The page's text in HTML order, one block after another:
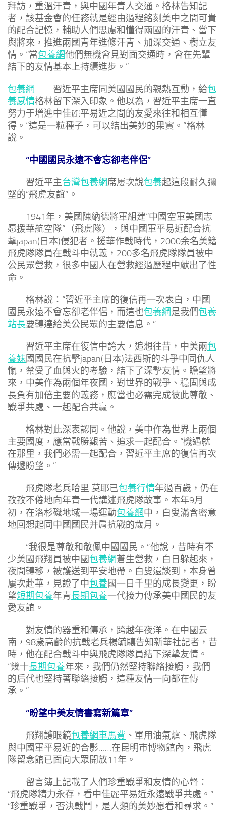
拜訪，重溫汗青，與中國年青人交通。格林告知記
者，該基金會的任務就是經由過程銘刻美中之間可貴
的配合記憶，輔助人們思慮和懂得兩國的汗青、當下
與將來，推進兩國青年進修汗青、加深交通、樹立友
情。“當包養網他們無機會見對面交通時，會在先輩
結下的友情基本上持續進步。”
包養網 習近平主席同美國國民的親熱互動，給包
養感情格林留下深入印象。他以為，習近平主席一直
努力于增進中佳麗平易近之間的友愛來往和相互懂
得。“這是一粒種子，可以結出美妙的果實。”格林
說。
“中國國民永遠不會忘卻老伴侶”
習近平主台灣包養網席屢次說包養起這段耐久彌
堅的“飛虎友誼”。
1941年，美國陳納德將軍組建“中國空軍美國志
愿援華航空隊”（飛虎隊），與中國軍平易近配合抗
擊japan(日本)侵犯者。援華作戰時代，2000余名美籍
飛虎隊隊員在戰斗中就義，200多名飛虎隊隊員被中
公民眾營救，很多中國人在營救經過歷程中獻出了性
命。
格林說：“習近平主席的復信再一次表白，中國
國民永遠不會忘卻老伴侶，而這也包養網是我們包養
站長要轉達給美公民眾的主要信息。”
習近平主席在復信中誇大，追想往昔，中美兩包
養妹國國民在抗擊japan(日本)法西斯的斗爭中同仇人
愾，禁受了血與火的考驗，結下了深摯友情。瞻望將
來，中美作為兩個年夜國，對世界的戰爭、穩固與成
長負有加倍主要的義務，應當也必需完成彼此尊敬、
戰爭共處、一起配合共贏。
格林對此深表認同。他說，美中作為世界上兩個
主要國度，應當戰勝艱苦、追求一起配合。“機遇就
在那里，我們必需一起配合，習近平主席的復信再次
傳遞盼望。”
飛虎隊老兵哈里·莫耶已包養行情年過百歲，仍在
孜孜不倦地向年青一代講述飛虎隊故事。本年9月
初，在洛杉磯地域一場運動包養網中，白叟滿含密意
地回想起同中國國民并肩抗戰的歲月。
“我很是尊敬和敬佩中國國民。”他說，昔時有不
少美國飛翔員被中國包養網蒼生營救，白日躲起來，
夜間轉移，被護送到平安地帶。白叟還談到，本身曾
屢次赴華，見證了中包養國一日千里的成長變更，盼
望短期包養年青長期包養一代接力傳承美中國民的友
愛友誼。
對友情的器重和傳承，跨越年夜洋。在中國云
南，98歲高齡的抗戰老兵楊毓驤告知新華社記者，昔
時，他在配合戰斗中與飛虎隊隊員結下深摯友情。
“幾十長期包養年來，我們仍然堅持聯絡接觸，我們
的后代也堅持著聯絡接觸，這種友情一向都在傳
承。”
“盼望中美友情書寫新篇章”
飛翔護眼鏡包養網車馬費 、軍用油氣爐、飛虎隊
與中國軍平易近的合影……在昆明市博物館內，飛虎
隊留念館已面向大眾開放11年。
留言簿上記載了人們珍重戰爭和友情的心聲：
“飛虎隊精力永存，看中佳麗平易近永遠戰爭共處。”
“珍重戰爭，否決戰鬥，是人類的美妙愿看和尋求。”